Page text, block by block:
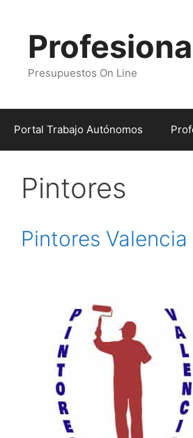
Presupuestos On Line
Portal Trabajo Autónomos
Pintores
Pintores Valencia